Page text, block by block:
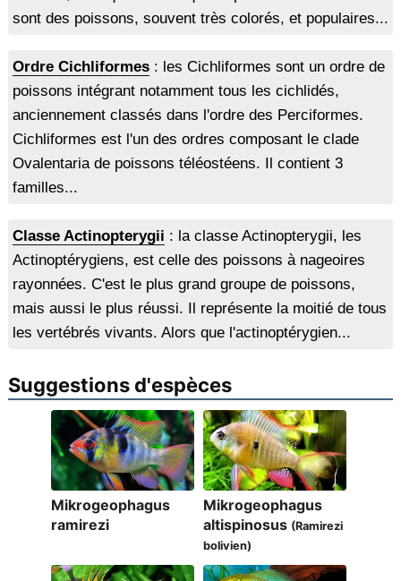
sont des poissons, souvent très colorés, et populaires...
Ordre Cichliformes: les Cichliformes sont un ordre de
poissons intégrant notamment tous les cichlidés,
anciennement classés dans l'ordre des Perciformes.
Cichliformes est l'un des ordres composant le clade
Ovalentaria de poissons téléostéens. Il contient 3
familles...
Classe Actinopterygii : la classe Actinopterygii, les
Actinoptérygiens, est celle des poissons à nageoires
rayonnées. C'est le plus grand groupe de poissons,
mais aussi le plus réussi. Il représente la moitié de tous
les vertébrés vivants. Alors que l'actinoptérygien...
Suggestions d'espèces
Mikrogeophagus
ramirezi
Mikrogeophagus
altispinosus (Ramirezi
bolivien)